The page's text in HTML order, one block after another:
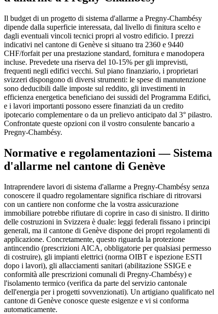
Il budget di un progetto di sistema d'allarme a Pregny-Chambésy
dipende dalla superficie interessata, dal livello di finitura scelto e
dagli eventuali vincoli tecnici propri al vostro edificio. I prezzi
indicativi nel cantone di Genève si situano tra 2360 e 9440
CHF/forfait per una prestazione standard, fornitura e manodopera
incluse. Prevedete una riserva del 10-15% per gli imprevisti,
frequenti negli edifici vecchi. Sul piano finanziario, i proprietari
svizzeri dispongono di diversi strumenti: le spese di manutenzione
sono deducibili dalle imposte sul reddito, gli investimenti in
efficienza energetica beneficiano dei sussidi del Programma Edifici,
e i lavori importanti possono essere finanziati da un credito
ipotecario complementare o da un prelievo anticipato dal 3° pilastro.
Confrontate queste opzioni con il vostro consulente bancario a
Pregny-Chambésy.
Normative e regolamentazioni — Sistema
d'allarme nel cantone di Genève
Intraprendere lavori di sistema d'allarme a Pregny-Chambésy senza
conoscere il quadro regolamentare significa rischiare di ritrovarsi
con un cantiere non conforme che la vostra assicurazione
immobiliare potrebbe rifiutare di coprire in caso di sinistro. Il diritto
delle costruzioni in Svizzera è duale: leggi federali fissano i principi
generali, ma il cantone di Genève dispone dei propri regolamenti di
applicazione. Concretamente, questo riguarda la protezione
antincendio (prescrizioni AICA, obbligatorie per qualsiasi permesso
di costruire), gli impianti elettrici (norma OIBT e ispezione ESTI
dopo i lavori), gli allacciamenti sanitari (abilitazione SSIGE e
conformità alle prescrizioni comunali di Pregny-Chambésy) e
l'isolamento termico (verifica da parte del servizio cantonale
dell'energia per i progetti sovvenzionati). Un artigiano qualificato nel
cantone di Genève conosce queste esigenze e vi si conforma
automaticamente.